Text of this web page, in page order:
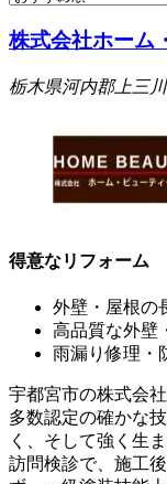
株式会社ホーム
栃木県河内郡上三
得意なリフォーム
外壁・屋根の
高品質な外壁
雨漏り修理・
宇都宮市の株式会
多数認定の確かな
く、そして強く生
訪問検診で、施工